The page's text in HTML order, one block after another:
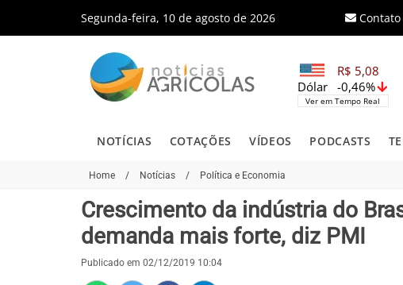
Segunda-feira, 10 de agosto de 2026 Contato
R$ 5,08
-0,46%
Dólar
Ver em Tempo Real
NOTÍCIAS COTAÇÕES VÍDEOS PODCASTS
Home / Notícias / Política e Economia
Crescimento da indústria do
demanda mais forte, diz PMI
Publicado em 02/12/2019 10:04